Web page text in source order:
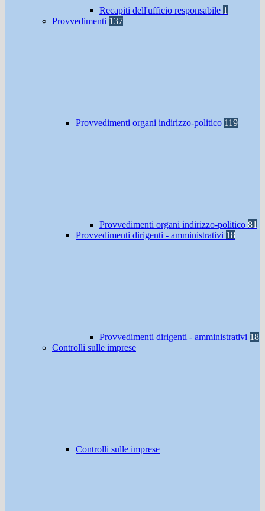
Recapiti dell'ufficio responsabile 1
Provvedimenti 137
Provvedimenti organi indirizzo-politico 119
Provvedimenti organi indirizzo-politico 81
Provvedimenti dirigenti - amministrativi 18
Provvedimenti dirigenti - amministrativi 18
Controlli sulle imprese
Controlli sulle imprese